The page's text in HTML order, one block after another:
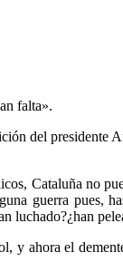
falta».
del presidente
Cataluña no
guerra pues,
luchado?¿han
ahora el